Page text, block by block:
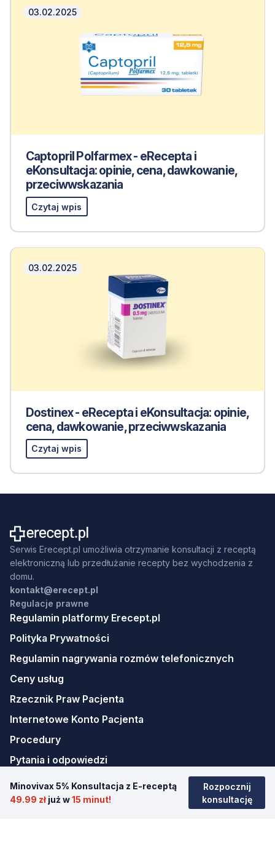
Minovivax 5% Konsultacja z E-receptą
49.99 zł już w15 minut!
Rozpocznij
konsultację
03.02.2025
Captopril Polfarmex - eRecepta i
eKonsultacja: opinie, cena, dawkowanie,
przeciwwskazania
Czytaj wpis
03.02.2025
Dostinex - eRecepta i eKonsultacja: opinie,
cena, dawkowanie, przeciwwskazania
Czytaj wpis
Serwis Erecept.pl umożliwia otrzymanie konsultacji z receptą
elektroniczną lub przedłużanie recepty bez wychodzenia z
domu.
kontakt@erecept.pl
Regulacje prawne
Regulamin platformy Erecept.pl
Polityka Prywatności
Regulamin nagrywania rozmów telefonicznych
Ceny usług
Rzecznik Praw Pacjenta
Internetowe Konto Pacjenta
Procedury
Pytania i odpowiedzi
Strona główna